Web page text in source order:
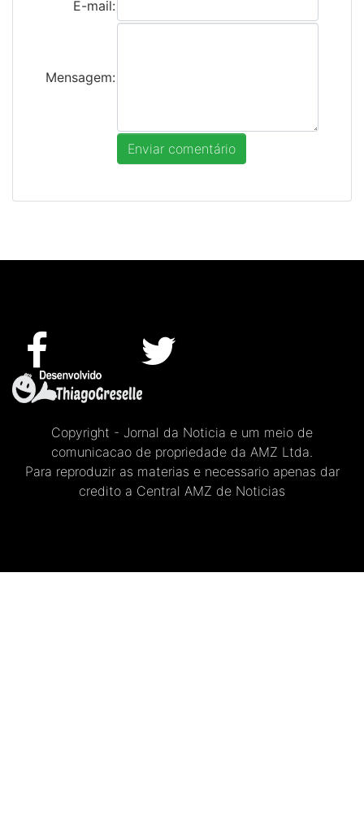
E-mail:
Mensagem:
Copyright - Jornal da Noticia e um meio de
comunicacao de propriedade da AMZ Ltda.
Para reproduzir as materias e necessario apenas dar
credito a Central AMZ de Noticias